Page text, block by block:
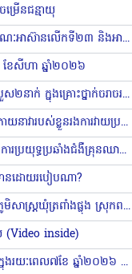
រើនជន្មាយុ
សម្តេចមហាបវរធិបតី ហ៊ុន ម៉ាណែត អញ្ជើញបើកកិច្ចប្រជុំរដ្ឋមន្ត្រីលើវិស័យ​សាធារណៈអាស៊ានលើកទី២៣ និងអាស៊ានបូក៣លើកទី៨
ខែសីហា ឆ្នាំ២០២៦
គោរពច្បាប់ចរាចរណ៍ បើកបរត្រឡប់មកផ្ទះវិញដោយសុវត្ថិភាព! ស្លាប់៤នាក់ និងរបួស២នាក់ ក្នុងគ្រោះថ្នាក់ចរាចរណ៍ទូទាំងប្រទេសថ្ងៃទី៤ ខែសីហាម្សិលមិញ
តួកគីយ៉េអំពាវនាវឱ្យរុស្ស៊ី និងអ៊ុយក្រែនធានាសុវត្ថិភាពនាវាចរណ៍នៅសមុទ្រខ្មៅ ក្រោយនាវារបស់ខ្លួនរងការវាយប្រហារដោយដ្រូន (Video inside)
ប្រធានមន្ទីរសុខាភិបាលខេត្តព្រះវិហារ ជំរុញគ្រប់មូលដ្ឋានសុខាភិបាល ពង្រឹងវិធានការប្រយុទ្ធប្រឆាំងជំងឺគ្រុនឈាមឱ្យកាន់តែមានប្រសិទ្ធភាព
ទានដោយរបៀបណា?
កម្លាំងគណៈបញ្ជាការឯកភាពរដ្ឋបាលខេត្តត្បូងឃ្មុំ បន្តចុះត្រួតពិនិត្យ ៩ទីតាំង នៅភូមិសាស្ត្រឃុំត្រពាំងផ្លុង ស្រុកពញាក្រែក រកឃើញជនបរទេស១៣នាក់ តែមានលិខិតឆ្លងដែនត្រឹមត្រូវ
(Video inside)
កម្ពុជានាំចេញអង្ករជាង៧០ម៉ឺនតោន ទទួលបានទឹកប្រាក់ ជាង៤១៥លានដុល្លារ ក្នុងរយៈពេល៧ខែ ឆ្នាំ២០២៦ (Video inside)